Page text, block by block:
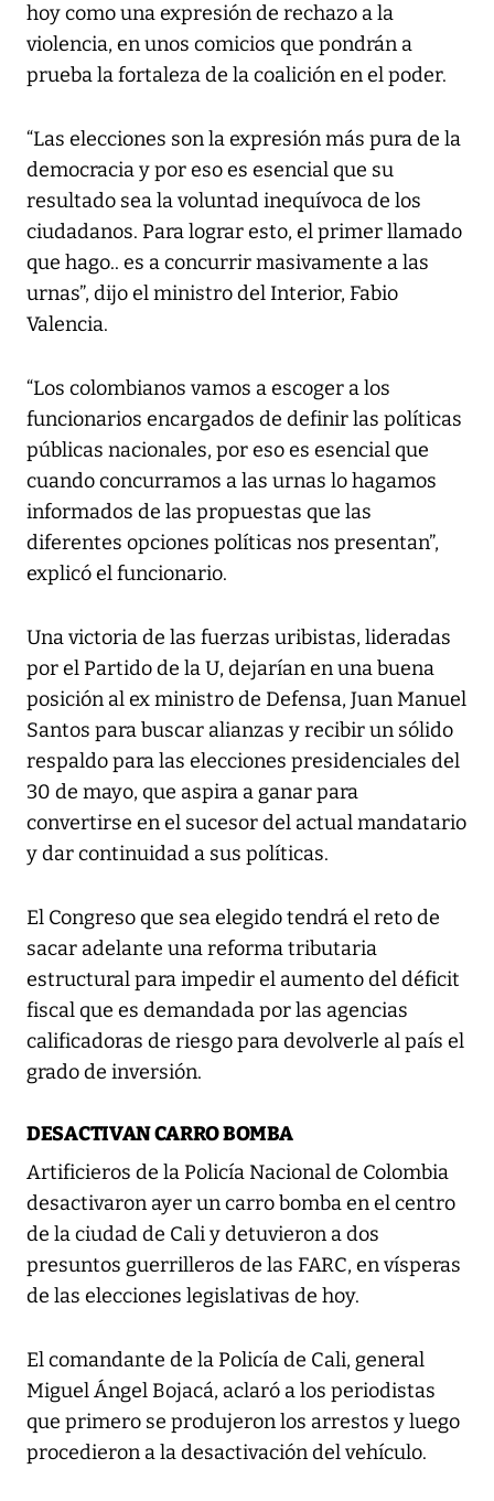
hoy como una expresión de rechazo a la
violencia, en unos comicios que pondrán a
prueba la fortaleza de la coalición en el poder.
“Las elecciones son la expresión más pura de la
democracia y por eso es esencial que su
resultado sea la voluntad inequívoca de los
ciudadanos. Para lograr esto, el primer llamado
que hago.. es a concurrir masivamente a las
urnas”, dijo el ministro del Interior, Fabio
Valencia.
“Los colombianos vamos a escoger a los
funcionarios encargados de definir las políticas
públicas nacionales, por eso es esencial que
cuando concurramos a las urnas lo hagamos
informados de las propuestas que las
diferentes opciones políticas nos presentan”,
explicó el funcionario.
Una victoria de las fuerzas uribistas, lideradas
por el Partido de la U, dejarían en una buena
posición al ex ministro de Defensa, Juan Manuel
Santos para buscar alianzas y recibir un sólido
respaldo para las elecciones presidenciales del
30 de mayo, que aspira a ganar para
convertirse en el sucesor del actual mandatario
y dar continuidad a sus políticas.
El Congreso que sea elegido tendrá el reto de
sacar adelante una reforma tributaria
estructural para impedir el aumento del déficit
fiscal que es demandada por las agencias
calificadoras de riesgo para devolverle al país el
grado de inversión.
DESACTIVAN CARRO BOMBA
Artificieros de la Policía Nacional de Colombia
desactivaron ayer un carro bomba en el centro
de la ciudad de Cali y detuvieron a dos
presuntos guerrilleros de las FARC, en vísperas
de las elecciones legislativas de hoy.
El comandante de la Policía de Cali, general
Miguel Ángel Bojacá, aclaró a los periodistas
que primero se produjeron los arrestos y luego
procedieron a la desactivación del vehículo.